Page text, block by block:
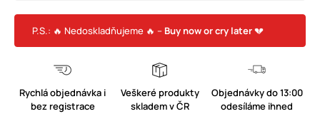
P.S.: 🔥 Nedoskladňujeme 🔥 – Buy now or cry later💔
Rychlá objednávka i
bez registrace
Veškeré produkty
skladem v ČR
Objednávky do 13:00
odesíláme ihned